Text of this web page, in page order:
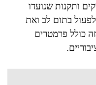
ותקנות שנועדו
בתום לב ואת
כולל פרמטרים